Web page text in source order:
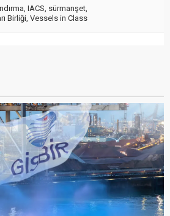
, IACS, sürmanşet,
Birliği, Vessels in Class